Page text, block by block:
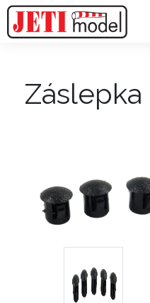
Záslepka